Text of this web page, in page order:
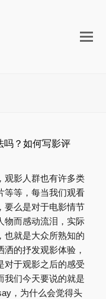
打
吗？如何写影评
观影人群也有许多类
等等，每当我们观看
要么是对于电影情节
物而感动流泪，实际
也就是大众所熟知的
的抒发观影体验，
对于观影之后的感受
我们今天要说的就是
，为什么会觉得头